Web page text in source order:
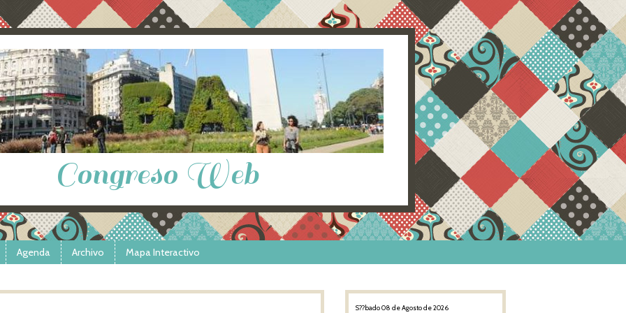
Congreso Web
Agenda Archivo Mapa Interactivo
S??bado 08 de Agosto de 2026